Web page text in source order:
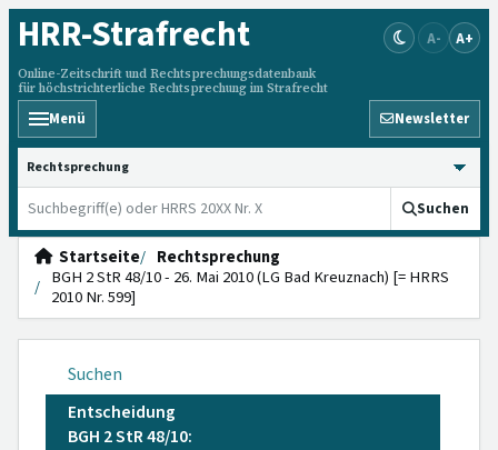
HRR-Strafrecht
Online-Zeitschrift und Rechtsprechungsdatenbank
für höchstrichterliche Rechtsprechung im Strafrecht
A- A+
Menü Newsletter
HRRS durchsuchen
Suchen
Startseite
Rechtsprechung
BGH 2 StR 48/10 - 26. Mai 2010 (LG Bad Kreuznach) [= HRRS
2010 Nr. 599]
Suchen
Entscheidung
BGH 2 StR 48/10: